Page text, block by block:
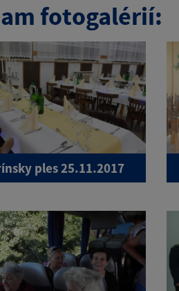
fotogalérií:
ples 25.11.2017